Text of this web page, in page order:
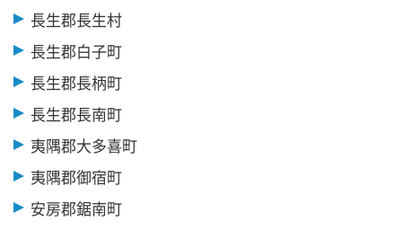
長生郡長生村
長生郡白子町
長生郡長柄町
長生郡長南町
夷隅郡大多喜町
夷隅郡御宿町
安房郡鋸南町